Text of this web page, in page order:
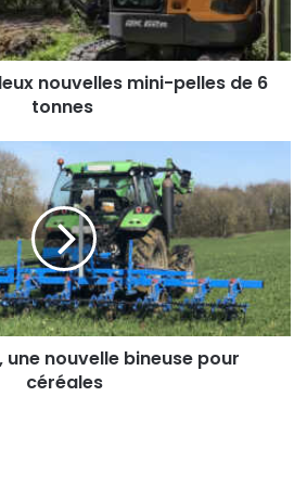
nouvelles mini-pelles de 6
tonnes
une nouvelle bineuse pour
céréales